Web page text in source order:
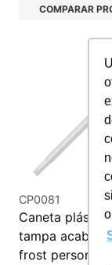
COMPARAR
CP0081
Caneta
tampa
frost